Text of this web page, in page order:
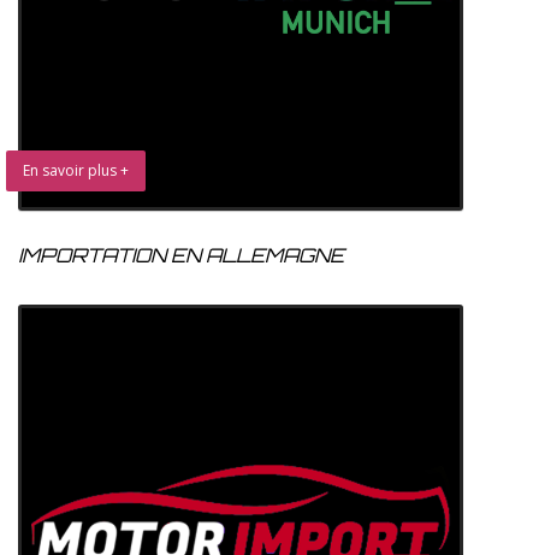
En savoir plus +
IMPORTATION EN ALLEMAGNE